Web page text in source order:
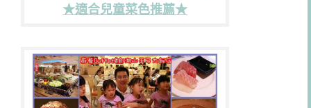
★適合兒童菜色推薦★